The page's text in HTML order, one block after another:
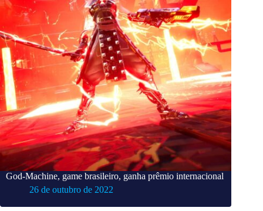
God-Machine, game brasileiro, ganha prêmio internacional
26 de outubro de 2022